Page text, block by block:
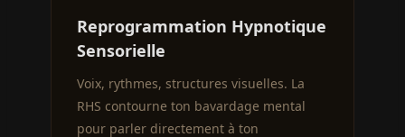
Reprogrammation Hypnotique
Sensorielle
Voix, rythmes, structures visuelles. La
RHS contourne ton bavardage mental
pour parler directement à ton